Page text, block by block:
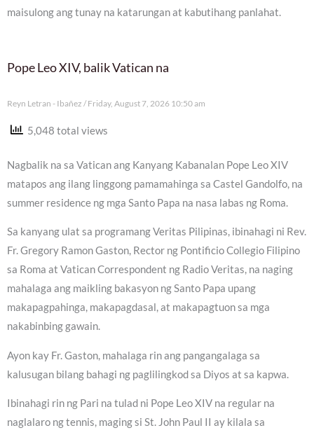
maisulong ang tunay na katarungan at kabutihang panlahat.
Pope Leo XIV, balik Vatican na
Reyn Letran - Ibañez Friday, August 7, 2026 10:50 am
5,048 total views
Nagbalik na sa Vatican ang Kanyang Kabanalan Pope Leo XIV
matapos ang ilang linggong pamamahinga sa Castel Gandolfo, na
summer residence ng mga Santo Papa na nasa labas ng Roma.
Sa kanyang ulat sa programang Veritas Pilipinas, ibinahagi ni Rev.
Fr. Gregory Ramon Gaston, Rector ng Pontificio Collegio Filipino
sa Roma at Vatican Correspondent ng Radio Veritas, na naging
mahalaga ang maikling bakasyon ng Santo Papa upang
makapagpahinga, makapagdasal, at makapagtuon sa mga
nakabinbing gawain.
Ayon kay Fr. Gaston, mahalaga rin ang pangangalaga sa
kalusugan bilang bahagi ng paglilingkod sa Diyos at sa kapwa.
Ibinahagi rin ng Pari na tulad ni Pope Leo XIV na regular na
naglalaro ng tennis, maging si St. John Paul II ay kilala sa